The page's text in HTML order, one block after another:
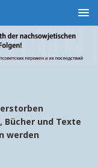
und Texte
werden